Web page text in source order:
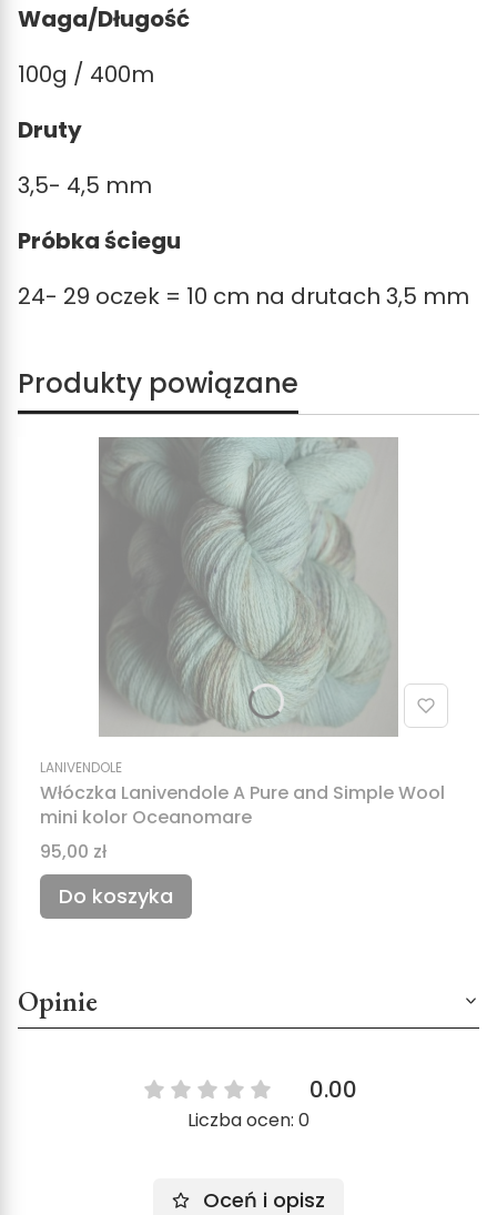
Waga/Długość
100g / 400m
Druty
3,5- 4,5 mm
Próbka ściegu
24- 29 oczek = 10 cm na drutach 3,5 mm
Produkty powiązane
LANIVENDOLE
Włóczka Lanivendole A Pure and Simple Wool
mini kolor Oceanomare
Cena
95,00 zł
Do koszyka
Opinie
0.00
Liczba ocen: 0
Oceń i opisz